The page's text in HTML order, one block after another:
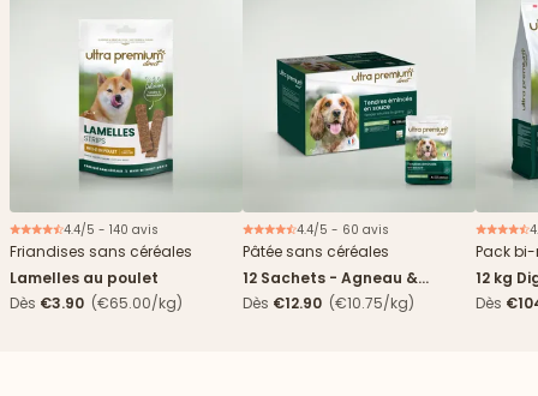
4.4/5 - 140 avis
Friandises sans céréales
Lamelles au poulet
Dès €3.90 (€65.00/kg)
4.4/5 - 60 avis
Pâtée sans céréales
12 Sachets - Agneau &
haricots verts
Dès €12.90 (€10.75/kg)
Pack
12 kg
boîtes
Dès